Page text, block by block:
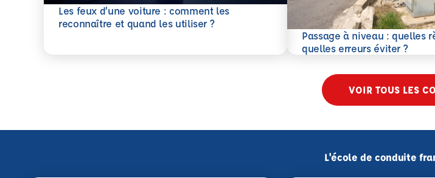
Les feux d’une voiture : comment les
reconnaître et quand les utiliser ?
En savoir plus
Passage à niveau : quelles
quelles erreurs éviter ?
En savoir plus
VOIR TOUS LES
L'école de conduite